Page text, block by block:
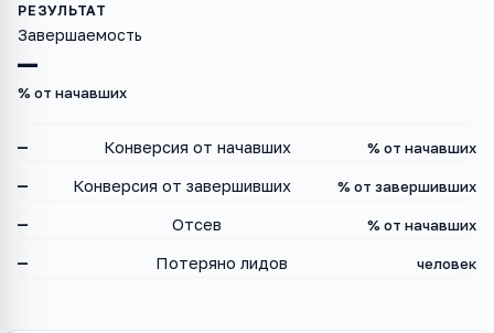
—
Завершаемость
% от начавших
— Конверсия от начавших % от начавших
— Конверсия от завершивших % от завершивших
— Отсев % от начавших
— Потеряно лидов человек